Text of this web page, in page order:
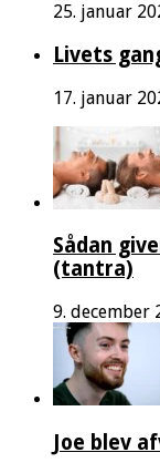
25. januar
Livets
17. januar
Sådan
(tantra)
9. december
Joe blev